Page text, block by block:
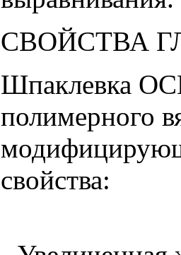
СВОЙСТВА
Шпаклевка
полимерного
свойства: